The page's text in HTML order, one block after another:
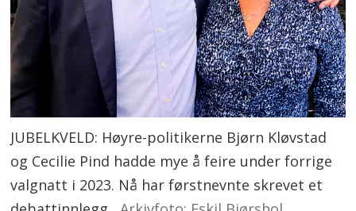
JUBELKVELD: Høyre-politikerne Bjørn Kløvstad
og Cecilie Pind hadde mye å feire under forrige
valgnatt i 2023. Nå har førstnevnte skrevet et